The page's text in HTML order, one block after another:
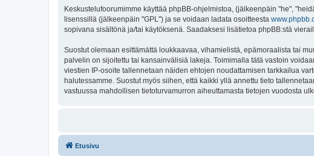
Keskustelufoorumimme käyttää phpBB-ohjelmistoa, (jälkeenpäin "he",
lisenssillä (jälkeenpäin "GPL") ja se voidaan ladata osoitteesta
sopivana sisältönä ja/tai käytöksenä. Saadaksesi lisätietoa phpBB:stä
Suostut olemaan esittämättä loukkaavaa, vihamielistä, epämoraalista tai
palvelin on sijoitettu tai kansainvälisiä lakeja. Toimimalla tätä vastoin
viestien IP-osoite tallennetaan näiden ehtojen noudattamisen tarkkailua
halutessamme. Suostut myös siihen, että kaikki yllä annettu tieto
vastuussa mahdollisen tietoturvamurron aiheuttamasta tietojen vuodosta
Etusivu